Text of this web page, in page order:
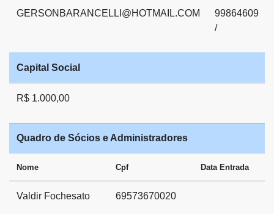
GERSONBARANCELLI@HOTMAIL.COM
99864609
/
Capital Social
R$ 1.000,00
Quadro de Sócios e Administradores
Nome Cpf Data Entrada
Valdir Fochesato 69573670020